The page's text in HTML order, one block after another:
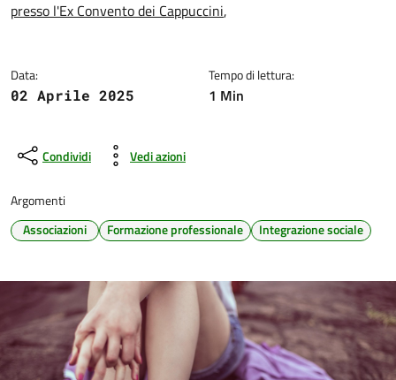
presso l'Ex Convento dei Cappuccini,
Data:
02 Aprile 2025
Tempo di lettura:
1 Min
Condividi Vedi azioni
Argomenti
Associazioni
Formazione professionale Integrazione sociale